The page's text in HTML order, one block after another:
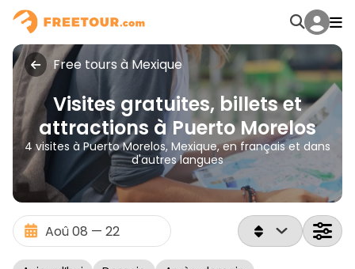
Free tours à Mexique
Visites gratuites, billets et
attractions à Puerto Morelos
4 visites à Puerto Morelos, Mexique, en français et dans
d'autres langues